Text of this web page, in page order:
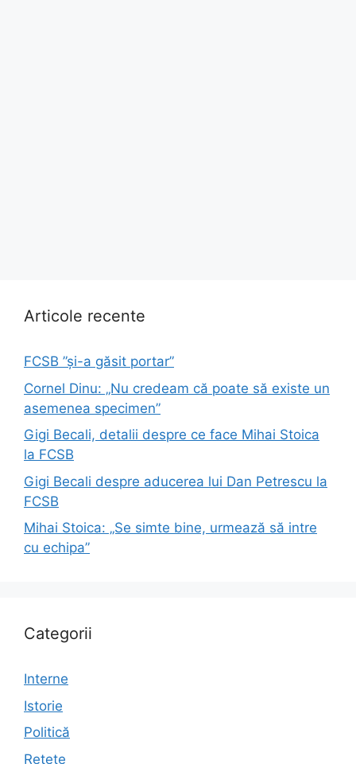
Articole recente
FCSB ”și-a găsit portar”
Cornel Dinu: „Nu credeam că poate să existe un
asemenea specimen”
Gigi Becali, detalii despre ce face Mihai Stoica
la FCSB
Gigi Becali despre aducerea lui Dan Petrescu la
FCSB
Mihai Stoica: „Se simte bine, urmează să intre
cu echipa”
Categorii
Interne
Istorie
Politică
Rețete